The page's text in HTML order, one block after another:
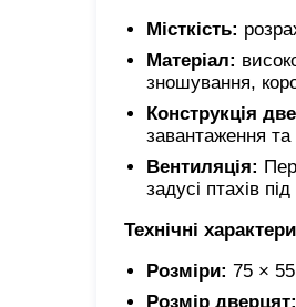
Місткість:
Матеріал:
зношування,
Конструкція
завантаження та
Вентиляція:
задусі птахів
Технічні
Розміри: 75 ×
Розмір дверцят: